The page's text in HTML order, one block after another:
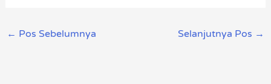
← Pos Sebelumnya Selanjutnya Pos →